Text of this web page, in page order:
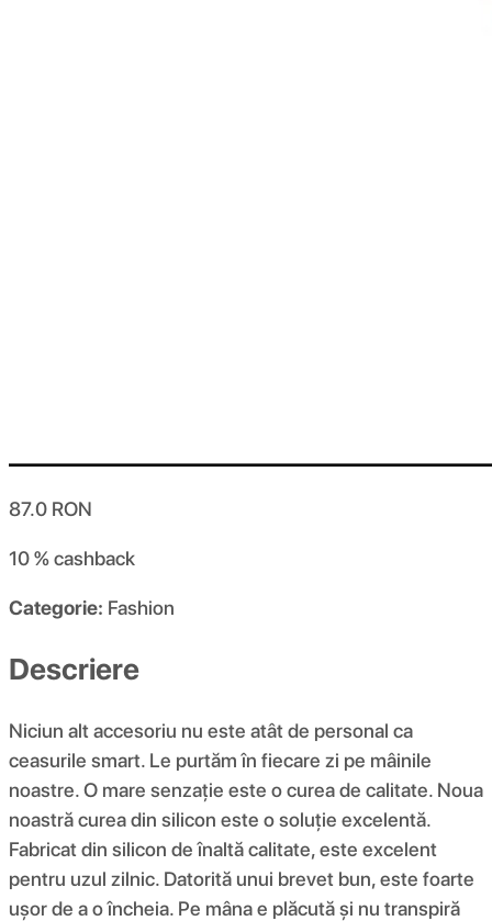
87.0 RON
10 %cashback
Categorie: Fashion
Descriere
Niciun alt accesoriu nu este atât de personal ca
ceasurile smart. Le purtăm în fiecare zi pe mâinile
noastre. O mare senzație este o curea de calitate. Noua
noastră curea din silicon este o soluție excelentă.
Fabricat din silicon de înaltă calitate, este excelent
pentru uzul zilnic. Datorită unui brevet bun, este foarte
ușor de a o încheia. Pe mâna e plăcută și nu transpiră